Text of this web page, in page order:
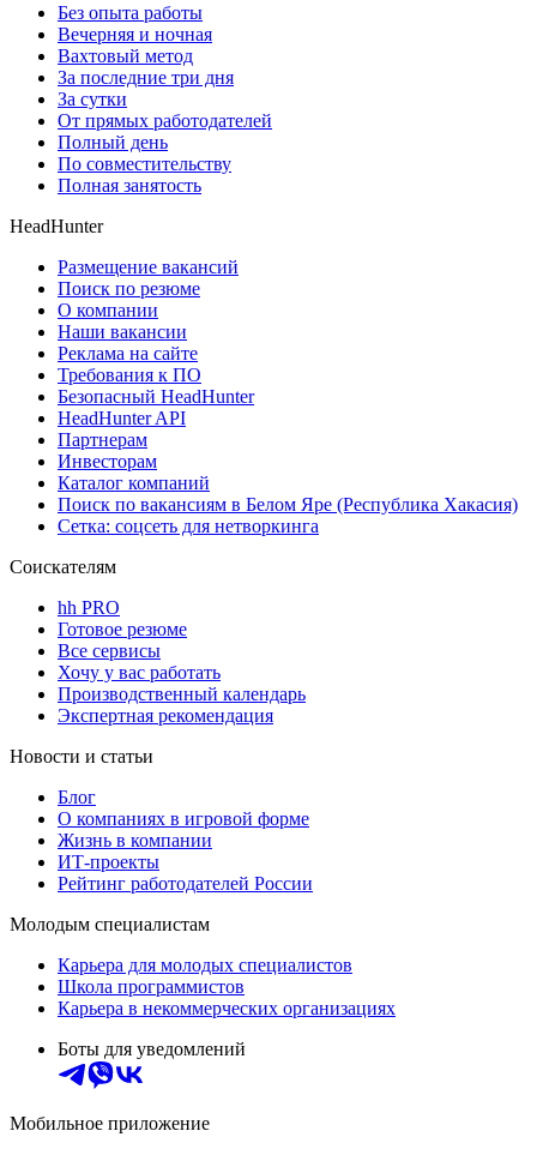
Без опыта работы
Вечерняя и ночная
Вахтовый метод
За последние три дня
За сутки
От прямых работодателей
Полный день
По совместительству
Полная занятость
HeadHunter
Размещение вакансий
Поиск по резюме
О компании
Наши вакансии
Реклама на сайте
Требования к ПО
Безопасный HeadHunter
HeadHunter API
Партнерам
Инвесторам
Каталог компаний
Поиск по вакансиям в Белом Яре (Республика Хакасия)
Сетка: соцсеть для нетворкинга
Соискателям
hh PRO
Готовое резюме
Все сервисы
Хочу у вас работать
Производственный календарь
Экспертная рекомендация
Новости и статьи
Блог
О компаниях в игровой форме
Жизнь в компании
ИТ-проекты
Рейтинг работодателей России
Молодым специалистам
Карьера для молодых специалистов
Школа программистов
Карьера в некоммерческих организациях
Боты для уведомлений
Мобильное приложение